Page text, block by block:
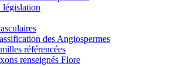
législation
des Angiospermes
référencées
renseignés Flore